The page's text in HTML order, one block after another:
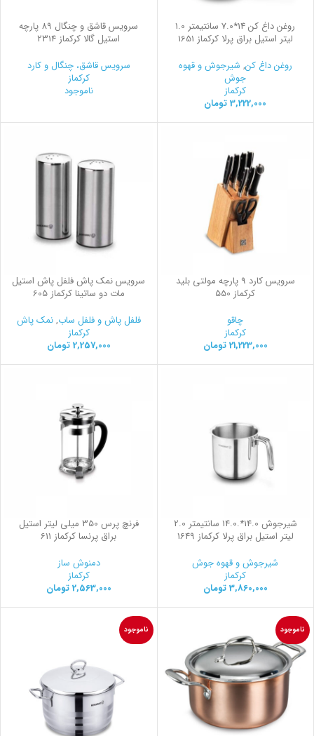
روغن داغ کن 14*7.0 سانتیمتر 1.0
لیتر استیل براق پرلا کرکماز 1651
روغن داغ کن, شیرجوش و قهوه
جوش
کرکماز
3,222,000 تومان
سرویس قاشق و چنگال 89 پارچه
استیل گالا کرکماز 2314
سرویس قاشق، چنگال و کارد
کرکماز
ناموجود
سرویس کارد 9 پارچه مولتی بلید
کرکماز 550
چاقو
کرکماز
21,223,000 تومان
سرویس نمک پاش فلفل پاش استیل
مات دو ساتینا کرکماز 605
فلفل پاش و فلفل ساب,نمک پاش
کرکماز
2,257,000 تومان
شیرجوش 14.0*.14.0 سانتیمتر 2.0
لیتر استیل براق پرلا کرکماز 1649
شیرجوش و قهوه جوش
کرکماز
3,860,000 تومان
فرنچ پرس 350 میلی لیتر استیل
براق پرنسا کرکماز 611
دمنوش ساز
کرکماز
2,563,000 تومان
ناموجود ناموجود